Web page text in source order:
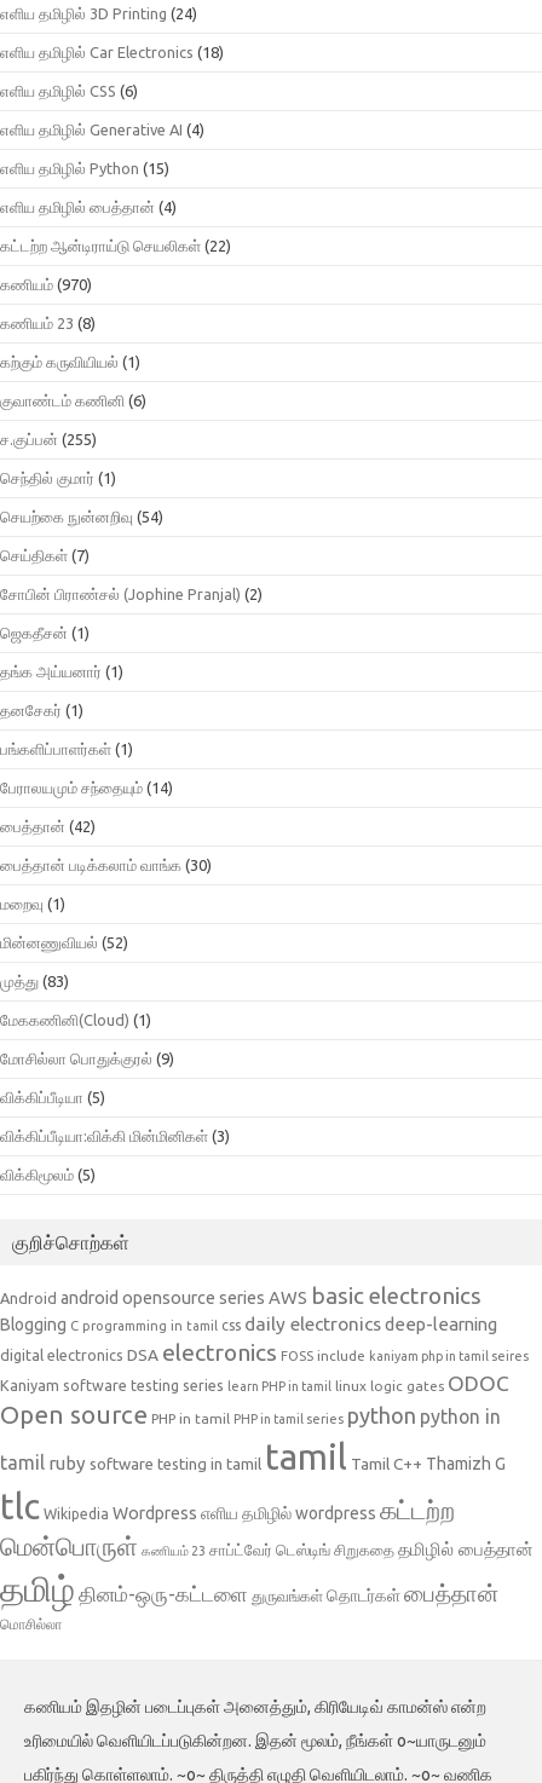
எளிய தமிழில் 3D Printing (24)
எளிய தமிழில் Car Electronics (18)
எளிய தமிழில் CSS (6)
எளிய தமிழில் Generative AI (4)
எளிய தமிழில் Python (15)
எளிய தமிழில் பைத்தான் (4)
கட்டற்ற ஆன்டிராய்டு செயலிகள் (22)
கணியம் (970)
கணியம் 23 (8)
கற்கும் கருவியியல் (1)
குவாண்டம் கணினி (6)
ச.குப்பன் (255)
செந்தில் குமார் (1)
செயற்கை நுன்னறிவு (54)
செய்திகள் (7)
சோபின் பிராண்சல் (Jophine Pranjal) (2)
ஜெகதீசன் (1)
தங்க அய்யனார் (1)
தனசேகர் (1)
பங்களிப்பாளர்கள் (1)
பேராலயமும் சந்தையும் (14)
பைத்தான் (42)
பைத்தான் படிக்கலாம் வாங்க (30)
மறைவு (1)
மின்னணுவியல் (52)
முத்து (83)
மேககணினி(Cloud) (1)
மோசில்லா பொதுக்குரல் (9)
விக்கிப்பீடியா (5)
விக்கிப்பீடியா:விக்கி மின்மினிகள் (3)
விக்கிமூலம் (5)
குறிச்சொற்கள்
Android android opensource series AWS basic electronics
Blogging C programming in tamil css daily electronicsdeep-learning
digital electronics DSA electronics FOSS include kaniyam php in tamil seires
Kaniyam software testing series learn PHP in tamil linux logic gates ODOC
Open source PHP in tamil PHP in tamil series python python in
tamil ruby software testing in tamil tamil Tamil C++ Thamizh G
tlc Wikipedia Wordpress எளிய தமிழில் wordpress கட்டற்ற
மென்பொருள் கணியம் 23 சாப்ட்வேர் டெஸ்டிங் சிறுகதை தமிழில் பைத்தான்
தமிழ் தினம்-ஒரு-கட்டளை துருவங்கள் தொடர்கள்பைத்தான்
மொசில்லா
கணியம் இதழின் படைப்புகள் அனைத்தும், கிரியேடிவ் காமன்ஸ் என்ற
உரிமையில் வெளியிடப்படுகின்றன. இதன் மூலம், நீங்கள் o~யாருடனும்
பகிர்ந்து கொள்ளலாம். ~o~ திருத்தி எழுதி வெளியிடலாம். ~o~ வணிக